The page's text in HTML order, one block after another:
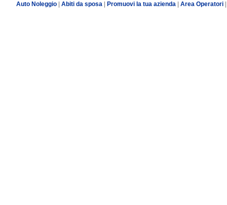
Auto Noleggio| Abiti da sposa| Promuovi la tua azienda Area Operatori